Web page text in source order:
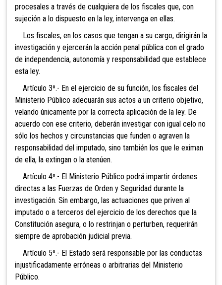
procesales a través de cualquiera de los fiscales que, con
sujeción a lo dispuesto en la ley, intervenga en ellas.
Los fiscales, en los casos que tengan a su cargo, dirigirán la
investigación y ejercerán la acción penal pública con el grado
de independencia, autonomía y responsabilidad que establece
esta ley.
Artículo 3º.- En el ejercicio de su función, los fiscales del
Ministerio Público adecuarán sus actos a un criterio objetivo,
velando únicamente por la correcta aplicación de la ley. De
acuerdo con ese criterio, deberán investigar con igual celo no
sólo los hechos y circunstancias que funden o agraven la
responsabilidad del imputado, sino también los que le eximan
de ella, la extingan o la atenúen.
Artículo 4º.- El Ministerio Público podrá impartir órdenes
directas a las Fuerzas de Orden y Seguridad durante la
investigación. Sin embargo, las actuaciones que priven al
imputado o a terceros del ejercicio de los derechos que la
Constitución asegura, o lo restrinjan o perturben, requerirán
siempre de aprobación judicial previa.
Artículo 5º.- El Estado será responsable por las conductas
injustificadamente erróneas o arbitrarias del Ministerio
Público.